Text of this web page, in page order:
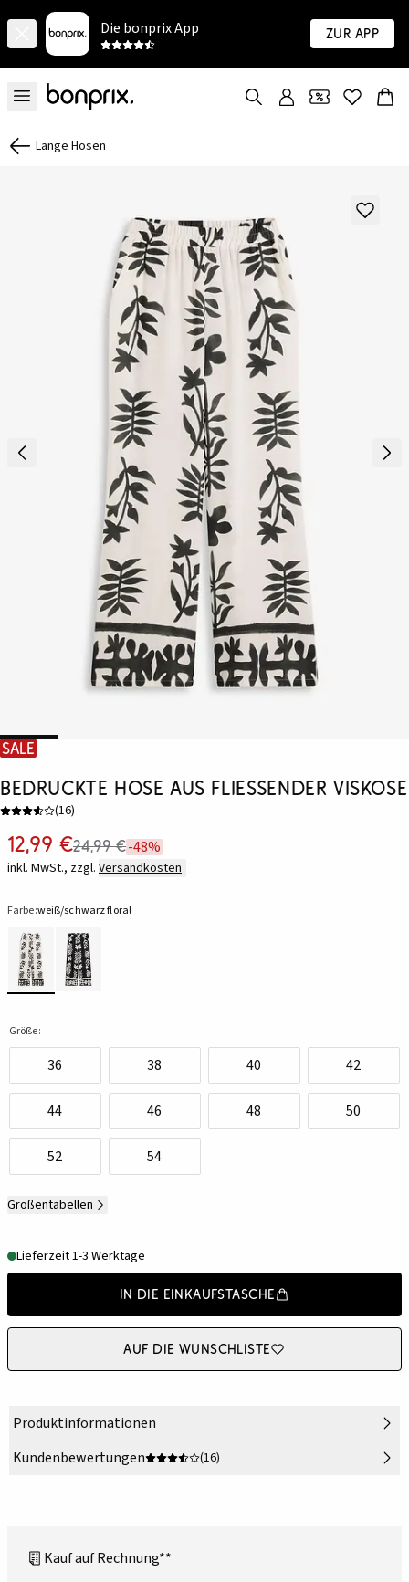
Die bonprix App Zur App
Lange Hosen
SALE
bedruckte Hose aus fließender Viskose
(16)
12,99 €24,99 €-48%
inkl. MwSt., zzgl. Versandkosten
Farbe:weiß/schwarz floral
Größe:
36 38 40 42
44 46 48 50
52 54
Größentabellen
Lieferzeit 1-3 Werktage
In die Einkaufstasche
Auf die Wunschliste
Produktinformationen
Kundenbewertungen
(16)
Kauf auf Rechnung**